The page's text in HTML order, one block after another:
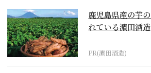
鹿児島県産の芋
れている濵田酒
PR(濵田酒造)